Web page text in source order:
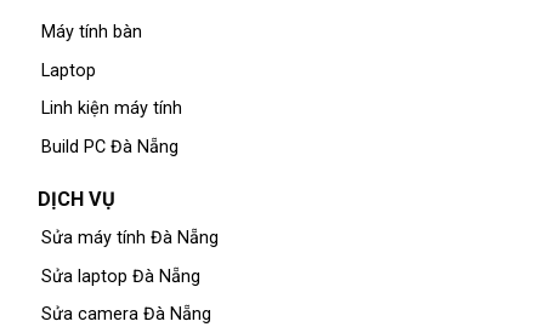
Máy tính bàn
Laptop
Linh kiện máy tính
Build PC Đà Nẵng
DỊCH VỤ
Sửa máy tính Đà Nẵng
Sửa laptop Đà Nẵng
Sửa camera Đà Nẵng